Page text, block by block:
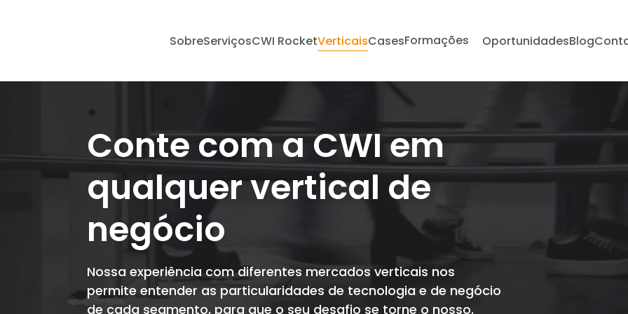
SobreServiçosCWI RocketVerticaisCasesFormações OportunidadesBlog
Conte com a CWI em
qualquer vertical de
negócio
Nossa experiência com diferentes mercados verticais nos
permite entender as particularidades de tecnologia e de negócio
de cada segmento, para que o seu desafio se torne o nosso.